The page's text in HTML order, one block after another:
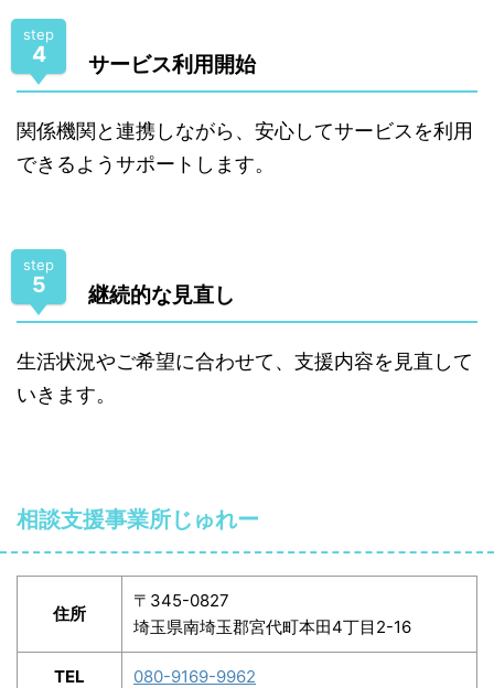
step
4 サービス利用開始
関係機関と連携しながら、安心してサービスを利用
できるようサポートします。
step
5 継続的な見直し
生活状況やご希望に合わせて、支援内容を見直して
いきます。
相談支援事業所じゅれー
住所
〒345-0827
埼玉県南埼玉郡宮代町本田4丁目2-16
TEL 080-9169-9962